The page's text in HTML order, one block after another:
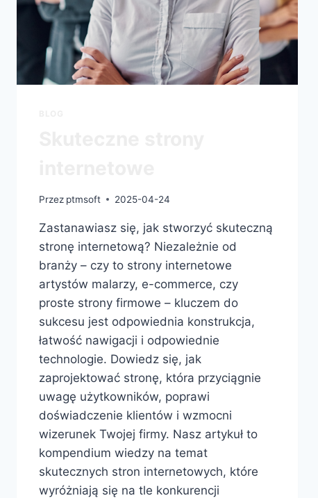
Przez ptmsoft 2025-04-24
Zastanawiasz się, jak stworzyć skuteczną
stronę internetową? Niezależnie od
branży – czy to strony internetowe
artystów malarzy, e-commerce, czy
proste strony firmowe – kluczem do
sukcesu jest odpowiednia konstrukcja,
łatwość nawigacji i odpowiednie
technologie. Dowiedz się, jak
zaprojektować stronę, która przyciągnie
uwagę użytkowników, poprawi
doświadczenie klientów i wzmocni
wizerunek Twojej firmy. Nasz artykuł to
kompendium wiedzy na temat
skutecznych stron internetowych, które
wyróżniają się na tle konkurencji